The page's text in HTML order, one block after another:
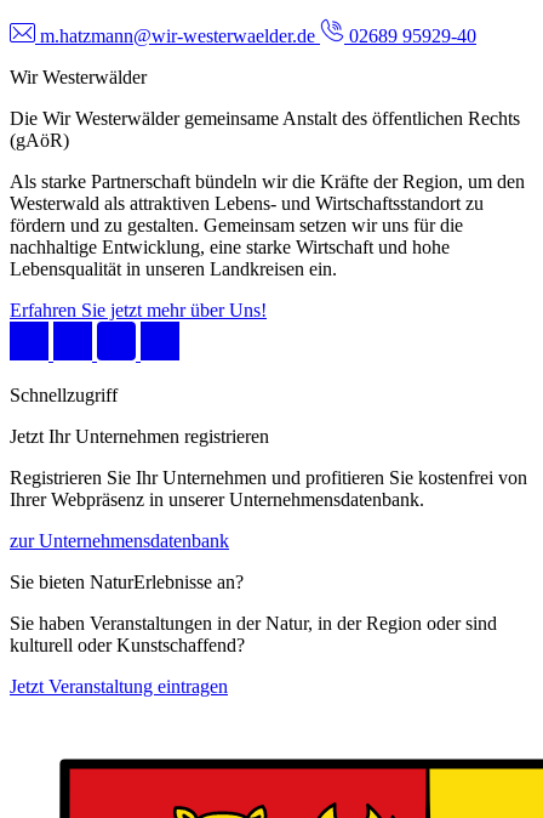
m.hatzmann@wir-westerwaelder.de
02689 95929-40
Wir Westerwälder
Die Wir Westerwälder gemeinsame Anstalt des öffentlichen Rechts
(gAöR)
Als starke Partnerschaft bündeln wir die Kräfte der Region, um den
Westerwald als attraktiven Lebens- und Wirtschaftsstandort zu
fördern und zu gestalten. Gemeinsam setzen wir uns für die
nachhaltige Entwicklung, eine starke Wirtschaft und hohe
Lebensqualität in unseren Landkreisen ein.
Erfahren Sie jetzt mehr über Uns!
Schnellzugriff
Jetzt Ihr Unternehmen registrieren
Registrieren Sie Ihr Unternehmen und profitieren Sie kostenfrei von
Ihrer Webpräsenz in unserer Unternehmensdatenbank.
zur Unternehmensdatenbank
Sie bieten NaturErlebnisse an?
Sie haben Veranstaltungen in der Natur, in der Region oder sind
kulturell oder Kunstschaffend?
Jetzt Veranstaltung eintragen